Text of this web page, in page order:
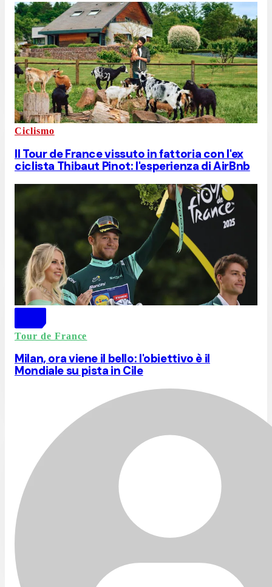
Ciclismo
Il Tour de France vissuto in fattoria con l'ex
ciclista Thibaut Pinot: l'esperienza di AirBnb
Tour de France
Milan, ora viene il bello: l'obiettivo è il
Mondiale su pista in Cile